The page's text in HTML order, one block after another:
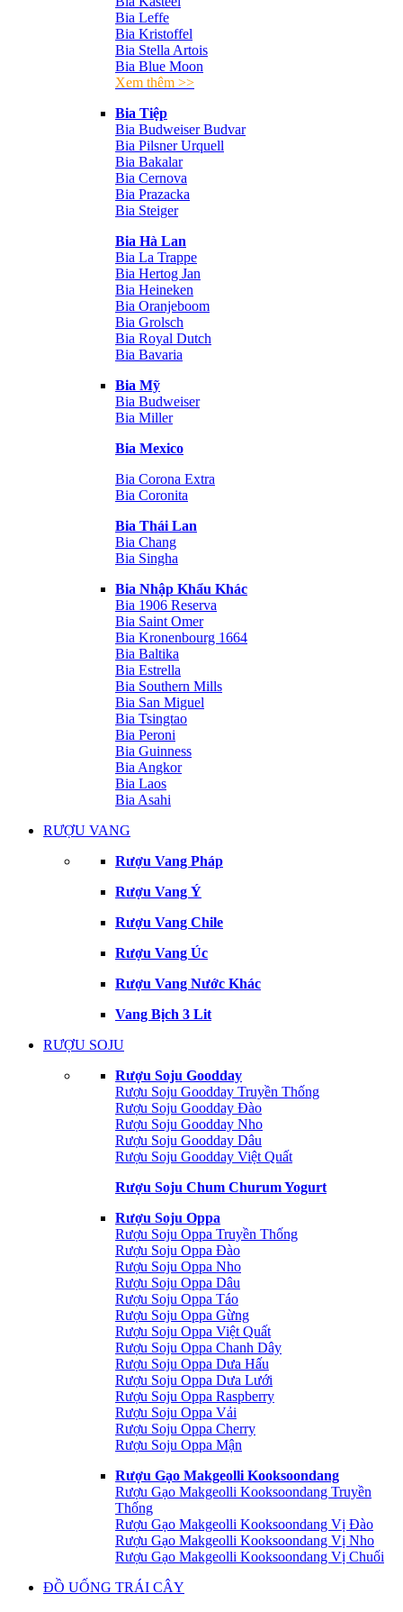
Bia Leffe
Bia Kristoffel
Bia Stella Artois
Bia Blue Moon
Xem thêm >>
Bia Tiệp
Bia Budweiser Budvar
Bia Pilsner Urquell
Bia Bakalar
Bia Cernova
Bia Prazacka
Bia Steiger
Bia Hà Lan
Bia La Trappe
Bia Hertog Jan
Bia Heineken
Bia Oranjeboom
Bia Grolsch
Bia Royal Dutch
Bia Bavaria
Bia Mỹ
Bia Budweiser
Bia Miller
Bia Mexico
Bia Corona Extra
Bia Coronita
Bia Thái Lan
Bia Chang
Bia Singha
Bia Nhập Khẩu Khác
Bia 1906 Reserva
Bia Saint Omer
Bia Kronenbourg 1664
Bia Baltika
Bia Estrella
Bia Southern Mills
Bia San Miguel
Bia Tsingtao
Bia Peroni
Bia Guinness
Bia Angkor
Bia Laos
Bia Asahi
RƯỢU VANG
Rượu Vang Pháp
Rượu Vang Ý
Rượu Vang Chile
Rượu Vang Úc
Rượu Vang Nước Khác
Vang Bịch 3 Lit
RƯỢU SOJU
Rượu Soju Goodday
Rượu Soju Goodday Truyền Thống
Rượu Soju Goodday Đào
Rượu Soju Goodday Nho
Rượu Soju Goodday Dâu
Rượu Soju Goodday Việt Quất
Rượu Soju Chum Churum Yogurt
Rượu Soju Oppa
Rượu Soju Oppa Truyền Thống
Rượu Soju Oppa Đào
Rượu Soju Oppa Nho
Rượu Soju Oppa Dâu
Rượu Soju Oppa Táo
Rượu Soju Oppa Gừng
Rượu Soju Oppa Việt Quất
Rượu Soju Oppa Chanh Dây
Rượu Soju Oppa Dưa Hấu
Rượu Soju Oppa Dưa Lưới
Rượu Soju Oppa Raspberry
Rượu Soju Oppa Vải
Rượu Soju Oppa Cherry
Rượu Soju Oppa Mận
Rượu Gạo Makgeolli Kooksoondang
Rượu Gạo Makgeolli Kooksoondang Truyền
Thống
Rượu Gạo Makgeolli Kooksoondang Vị Đào
Rượu Gạo Makgeolli Kooksoondang Vị Nho
Rượu Gạo Makgeolli Kooksoondang Vị Chuối
ĐỒ UỐNG TRÁI CÂY